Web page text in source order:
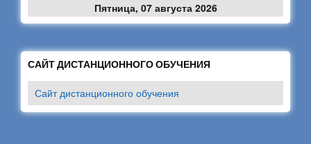
Пятница, 07 августа 2026
САЙТ ДИСТАНЦИОННОГО ОБУЧЕНИЯ
Сайт дистанционного обучения